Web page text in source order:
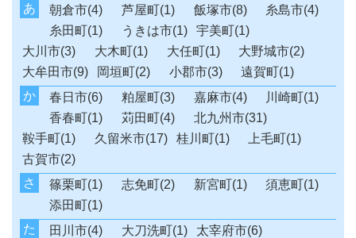
あ 朝倉市(4) 芦屋町(1) 飯塚市(8)
糸島市(4)
糸田町(1)
うきは市(1)
宇美町(1)
大川市(3)
大木町(1) 大任町(1)
大野城市(2)
大牟田市(9)
岡垣町(2) 小郡市(3)
遠賀町(1)
か
春日市(6) 粕屋町(3) 嘉麻市(4)
川崎町(1)
香春町(1)
苅田町(4)
北九州市(31)
鞍手町(1)
久留米市(17) 桂川町(1)
上毛町(1)
古賀市(2)
さ
篠栗町(1) 志免町(2) 新宮町(1)
須恵町(1)
添田町(1)
た
田川市(4) 大刀洗町(1)
太宰府市(6)